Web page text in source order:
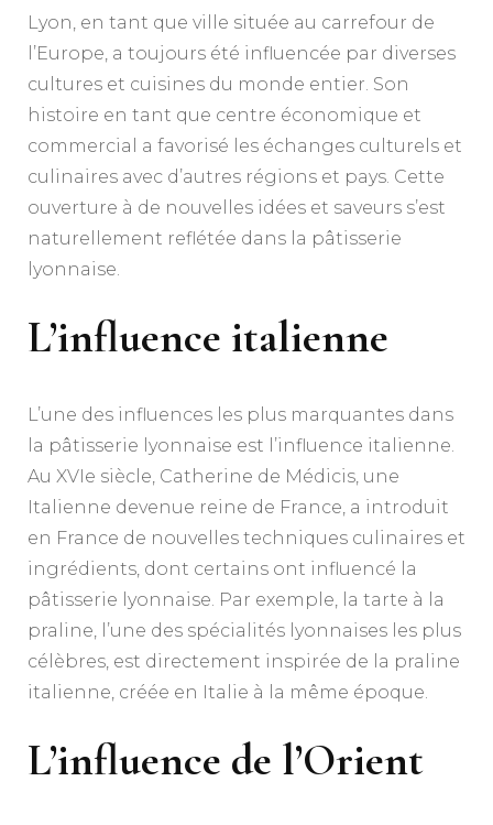
Lyon, en tant que ville située au carrefour de
l’Europe, a toujours été influencée par diverses
cultures et cuisines du monde entier. Son
histoire en tant que centre économique et
commercial a favorisé les échanges culturels et
culinaires avec d’autres régions et pays. Cette
ouverture à de nouvelles idées et saveurs s’est
naturellement reflétée dans la pâtisserie
lyonnaise.
L’influence italienne
L’une des influences les plus marquantes dans
la pâtisserie lyonnaise est l’influence italienne.
Au XVIe siècle, Catherine de Médicis, une
Italienne devenue reine de France, a introduit
en France de nouvelles techniques culinaires et
ingrédients, dont certains ont influencé la
pâtisserie lyonnaise. Par exemple, la tarte à la
praline, l’une des spécialités lyonnaises les plus
célèbres, est directement inspirée de la praline
italienne, créée en Italie à la même époque.
L’influence de l’Orient